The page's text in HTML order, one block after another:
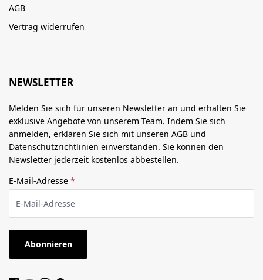
AGB
Vertrag widerrufen
NEWSLETTER
Melden Sie sich für unseren Newsletter an und erhalten Sie
exklusive Angebote von unserem Team. Indem Sie sich
anmelden, erklären Sie sich mit unseren AGB und
Datenschutzrichtlinien einverstanden. Sie können den
Newsletter jederzeit kostenlos abbestellen.
E-Mail-Adresse *
Abonnieren